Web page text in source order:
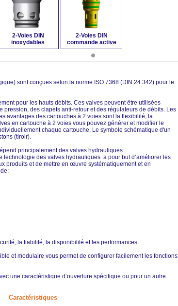
2-Voies DIN
inoxydables
2-Voies DIN
commande active
sont conçues selon la norme ISO 7368 (DIN 24 342) pour le
pour les hauts débits. Ces valves peuvent être utilisées
des clapets anti-retour et des régulateurs de débits. Les
avantages des cartouches à 2 voies sont la flexibilité, la
en cartouche à 2 voies vous pouvez générer et modifier le
chaque cartouche. Le symbole schématique d'un
(tiroir).
principalement des valves hydrauliques.
technologie des valves hydrauliques a pour but d’améliorer les
produits et de mettre en œuvre systématiquement et en
la fiabilité, la disponibilité et les performances.
et modulaire vous permet de configurer facilement les fonctions
une caractéristique d’ouverture spécifique ou pour un autre
Caractéristiques